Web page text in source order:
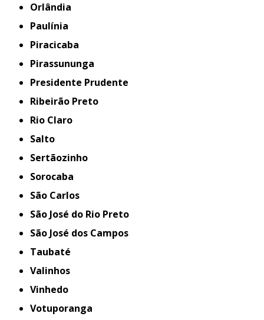
Orlândia
Paulínia
Piracicaba
Pirassununga
Presidente Prudente
Ribeirão Preto
Rio Claro
Salto
Sertãozinho
Sorocaba
São Carlos
São José do Rio Preto
São José dos Campos
Taubaté
Valinhos
Vinhedo
Votuporanga